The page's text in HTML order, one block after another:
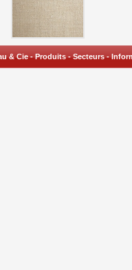
& Cie-Produits-Secteurs-